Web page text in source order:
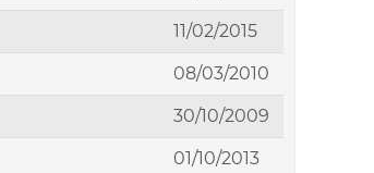
11/02/2015
08/03/2010
30/10/2009
01/10/2013